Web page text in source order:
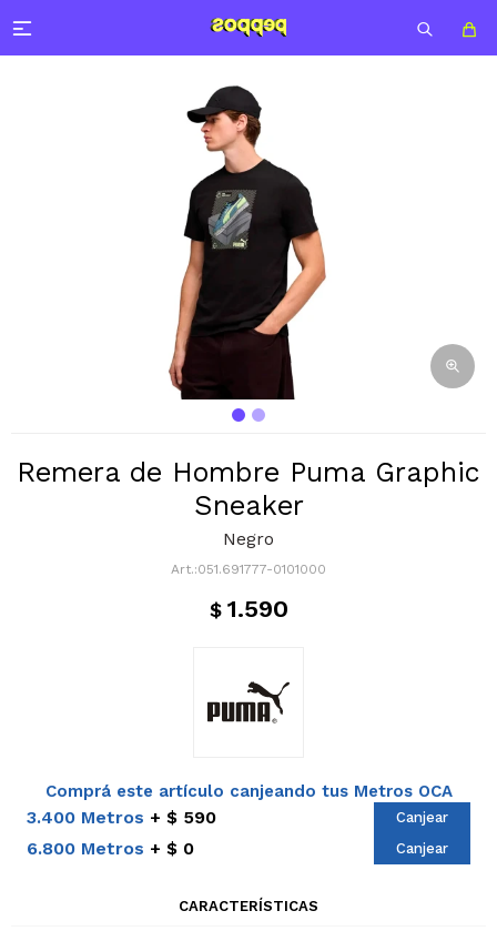

Remera de Hombre Puma Graphic
Sneaker
Negro
051.691777-0101000
$ 1.590
Comprá este artículo canjeando tus Metros OCA
3.400 Metros $ 590 Canjear
6.800 Metros $ 0 Canjear
CARACTERÍSTICAS